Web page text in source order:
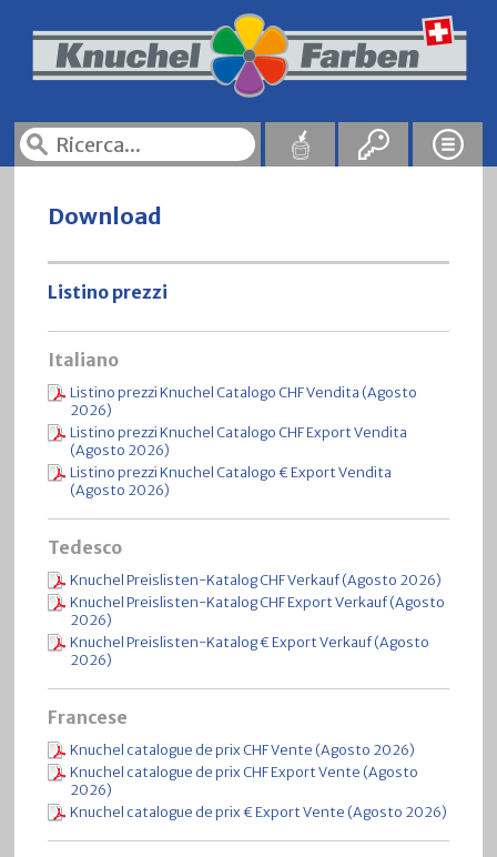
Download
Listino prezzi
Italiano
Listino prezzi Knuchel Catalogo CHF Vendita (Agosto
2026)
Listino prezzi Knuchel Catalogo CHF Export Vendita
(Agosto 2026)
Listino prezzi Knuchel Catalogo € Export Vendita
(Agosto 2026)
Tedesco
Knuchel Preislisten-Katalog CHF Verkauf (Agosto 2026)
Knuchel Preislisten-Katalog CHF Export Verkauf (Agosto
2026)
Knuchel Preislisten-Katalog € Export Verkauf (Agosto
2026)
Francese
Knuchel catalogue de prix CHF Vente (Agosto 2026)
Knuchel catalogue de prix CHF Export Vente (Agosto
2026)
Knuchel catalogue de prix € Export Vente (Agosto 2026)